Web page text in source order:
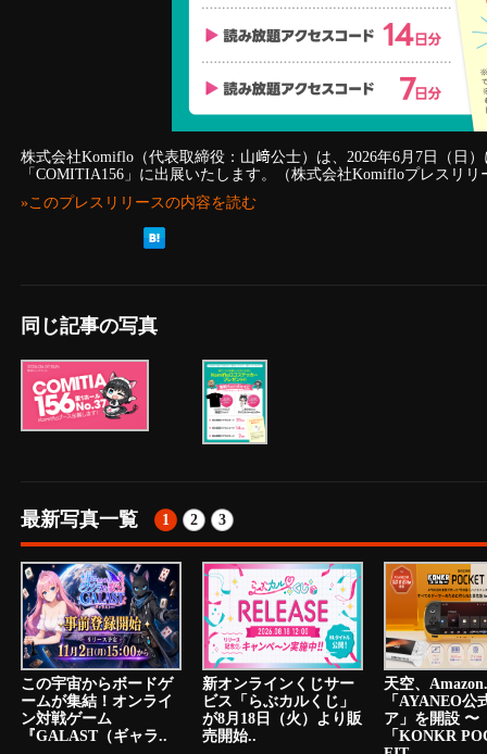
株式会社Komiflo（代表取締役：山﨑公士）は、2026年6月7日（日
「COMITIA156」に出展いたします。（株式会社Komifloプレスリリ
»このプレスリリースの内容を読む
同じ記事の写真
最新写真一覧 1 2 3
この宇宙からボードゲ
ームが集結！オンライ
ン対戦ゲーム
『GALAST（ギャラ..
新オンラインくじサー
ビス「らぶカルくじ」
が8月18日（火）より販
売開始..
天空、
「AYANEO公
ア」を開設 〜
「KONKR